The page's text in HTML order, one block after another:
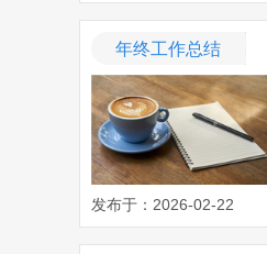
年终工作总结
发布于：2026-02-22